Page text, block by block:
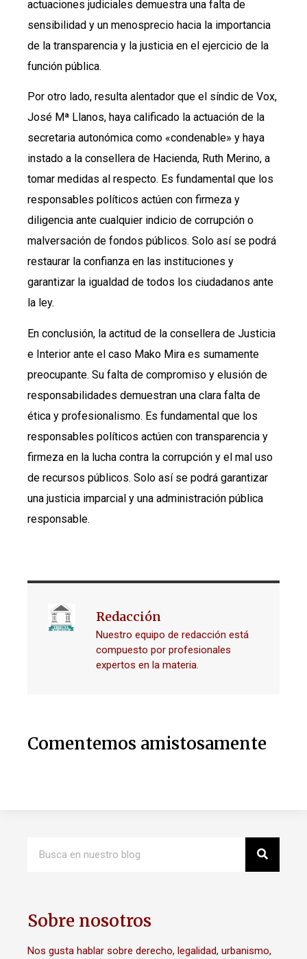
actuaciones judiciales demuestra una falta de
sensibilidad y un menosprecio hacia la importancia
de la transparencia y la justicia en el ejercicio de la
función pública.
Por otro lado, resulta alentador que el síndic de Vox,
José Mª Llanos, haya calificado la actuación de la
secretaria autonómica como «condenable» y haya
instado a la consellera de Hacienda, Ruth Merino, a
tomar medidas al respecto. Es fundamental que los
responsables políticos actúen con firmeza y
diligencia ante cualquier indicio de corrupción o
malversación de fondos públicos. Solo así se podrá
restaurar la confianza en las instituciones y
garantizar la igualdad de todos los ciudadanos ante
la ley.
En conclusión, la actitud de la consellera de Justicia
e Interior ante el caso Mako Mira es sumamente
preocupante. Su falta de compromiso y elusión de
responsabilidades demuestran una clara falta de
ética y profesionalismo. Es fundamental que los
responsables políticos actúen con transparencia y
firmeza en la lucha contra la corrupción y el mal uso
de recursos públicos. Solo así se podrá garantizar
una justicia imparcial y una administración pública
responsable.
Redacción
Nuestro equipo de redacción está
compuesto por profesionales
expertos en la materia.
Comentemos amistosamente
Sobre nosotros
Nos gusta hablar sobre derecho, legalidad, urbanismo,